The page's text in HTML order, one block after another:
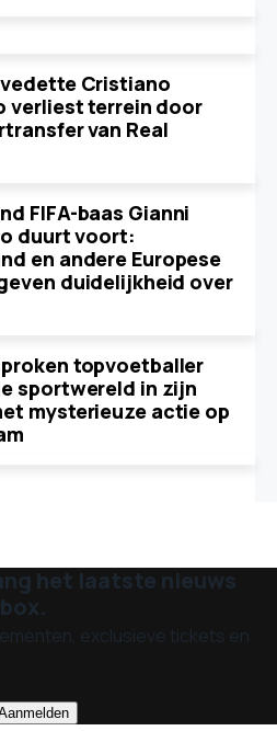
Cristiano
verliest terrein door
van Real
FIFA-baas Gianni
duurt voort:
en andere Europese
duidelijkheid over
topvoetballer
sportwereld in zijn
mysterieuze actie op
het laatste nieuws
exclusieve tickets en